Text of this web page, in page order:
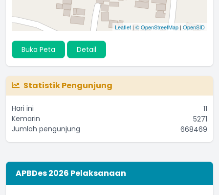
Leaflet | © OpenStreetMap | OpenSID
Buka Peta Detail
Statistik Pengunjung
Hari ini
11
Kemarin
5271
Jumlah pengunjung
668469
APBDes 2026 Pelaksanaan